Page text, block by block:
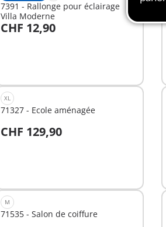
7391 - Rallonge pour éclairage
Villa Moderne
CHF 12,90
Au panier
XL
71327 - Ecole aménagée
CHF 129,90
Au panier
M
71535 - Salon de coiffure